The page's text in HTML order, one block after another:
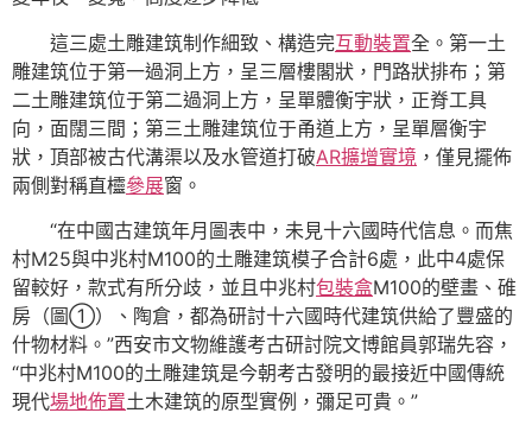
這三處土雕建筑制作細致、構造完互動裝置全。第一土
雕建筑位于第一過洞上方，呈三層樓閣狀，門路狀排布；第
二土雕建筑位于第二過洞上方，呈單體衡宇狀，正脊工具
向，面闊三間；第三土雕建筑位于甬道上方，呈單層衡宇
狀，頂部被古代溝渠以及水管道打破AR擴增實境 ，僅見擺佈
兩側對稱直欞參展窗。
“在中國古建筑年月圖表中，未見十六國時代信息。而焦
村M25與中兆村M100的土雕建筑模子合計6處，此中4處保
留較好，款式有所分歧，並且中兆村包裝盒M100的壁畫、碓
房（圖①）、陶倉，都為研討十六國時代建筑供給了豐盛的
什物材料。”西安市文物維護考古研討院文博館員郭瑞先容，
“中兆村M100的土雕建筑是今朝考古發明的最接近中國傳統
現代場地佈置土木建筑的原型實例，彌足可貴。”